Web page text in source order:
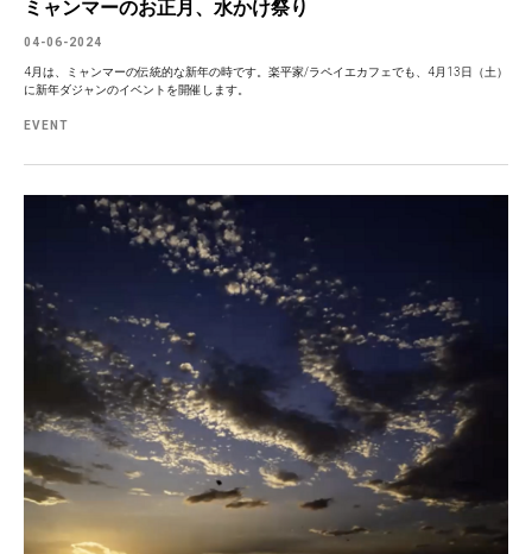
ミャンマーのお正月、水かけ祭り
04-06-2024
4月は、ミャンマーの伝統的な新年の時です。楽平家/ラペイエカフェでも、4月13日（土）
に新年ダジャンのイベントを開催します。
EVENT